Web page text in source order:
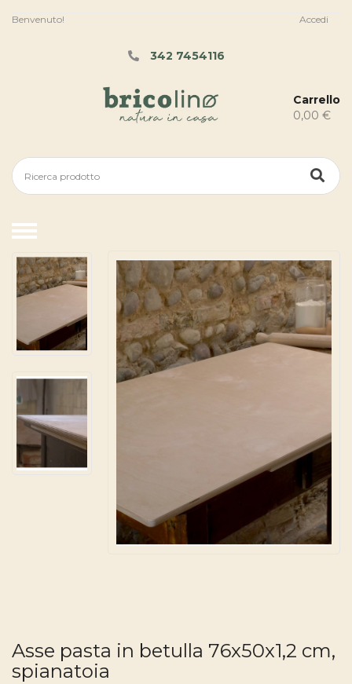
Benvenuto! Accedi
342 7454116
Carrello
0,00 €
Asse pasta in betulla 76x50x1,2 cm,
spianatoia